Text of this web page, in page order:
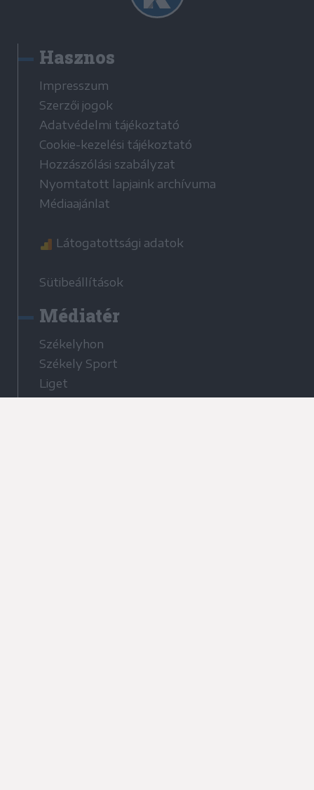
Hasznos
Impresszum
Szerzői jogok
Adatvédelmi tájékoztató
Cookie-kezelési tájékoztató
Hozzászólási szabályzat
Nyomtatott lapjaink archívuma
Médiaajánlat
Látogatottsági adatok
Sütibeállítások
Médiatér
Székelyhon
Székely Sport
Liget